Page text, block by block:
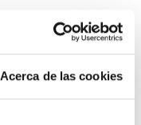
Acerca de las cookies